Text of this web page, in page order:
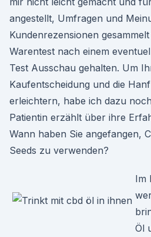
angestellt, Umfragen und
Kundenrezensionen
Warentest nach einem
Test Ausschau gehalten. Um
Kaufentscheidung und die
erleichtern, habe ich dazu
Patientin erzählt über ihre
Wann haben Sie angefangen,
Seeds zu verwenden?
Im
Öl